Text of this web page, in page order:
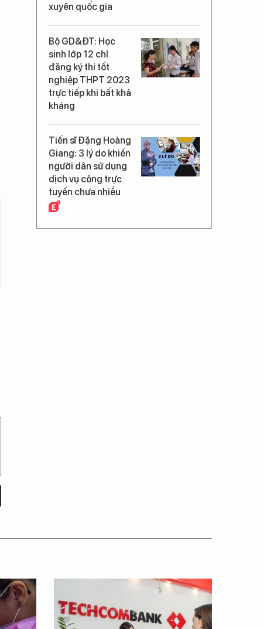
xuyên quốc gia
Bộ GD&ĐT: Học
sinh lớp 12 chỉ
đăng ký thi tốt
nghiệp THPT 2023
trực tiếp khi bất khả
kháng
Tiến sĩ Đặng Hoàng
Giang: 3 lý do khiến
người dân sử dụng
dịch vụ công trực
tuyến chưa nhiều